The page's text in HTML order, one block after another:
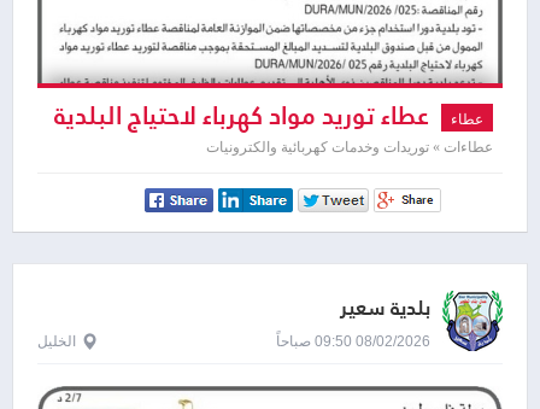
عطاء عطاء توريد مواد كهرباء لاحتياج البلدية
عطاءات » توريدات وخدمات كهربائية والكترونيات
بلدية سعير
08/02/2026 09:50 صباحاً الخليل